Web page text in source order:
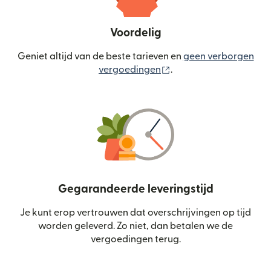
Voordelig
Geniet altijd van de beste tarieven en geen verborgen
vergoedingen
.
Gegarandeerde leveringstijd
Je kunt erop vertrouwen dat overschrijvingen op tijd
worden geleverd. Zo niet, dan betalen we de
vergoedingen terug.